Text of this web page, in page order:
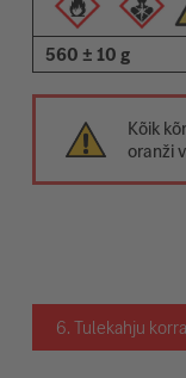
560 ± 10 g
Kõik
oranži
6. Tulekahju